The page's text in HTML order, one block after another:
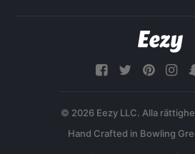
© 2026 Eezy LLC. Alla